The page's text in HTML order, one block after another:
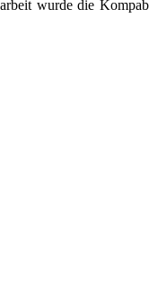
wurde die